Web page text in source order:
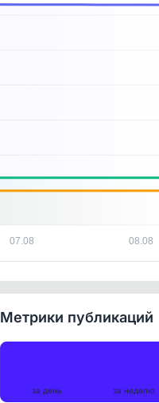
07.08 08.08
Метрики публикаций
за день за неделю